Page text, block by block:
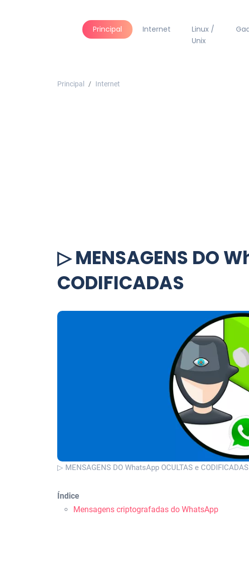
Principal Internet
Linux /
Unix
Principal Internet
▷ MENSAGENS DO
CODIFICADAS
▷ MENSAGENS DO WhatsApp OCULTAS e
Índice
Mensagens criptografadas do WhatsApp